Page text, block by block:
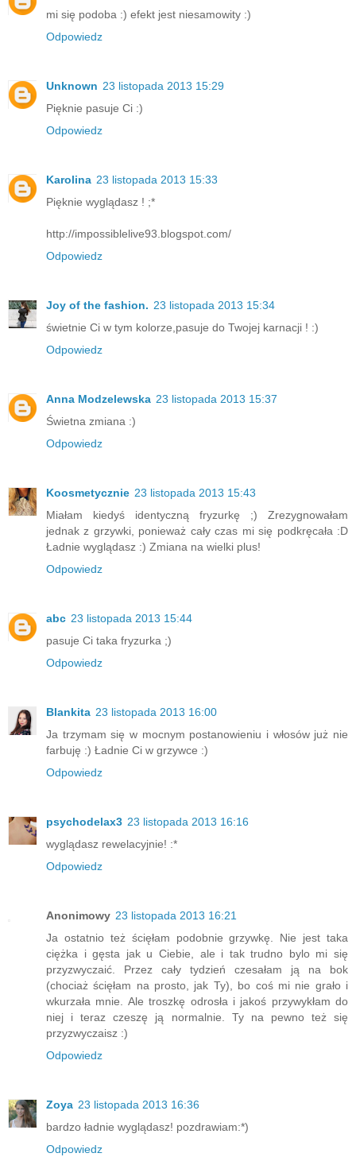
mi się podoba :) efekt jest niesamowity :)
Odpowiedz
Unknown 23 listopada 2013 15:29
Pięknie pasuje Ci :)
Odpowiedz
Karolina 23 listopada 2013 15:33
Pięknie wyglądasz ! ;*
http://impossiblelive93.blogspot.com/
Odpowiedz
Joy of the fashion. 23 listopada 2013 15:34
świetnie Ci w tym kolorze,pasuje do Twojej karnacji ! :)
Odpowiedz
Anna Modzelewska 23 listopada 2013 15:37
Świetna zmiana :)
Odpowiedz
Koosmetycznie 23 listopada 2013 15:43
Miałam kiedyś identyczną fryzurkę ;) Zrezygnowałam
jednak z grzywki, ponieważ cały czas mi się podkręcała :D
Ładnie wyglądasz :) Zmiana na wielki plus!
Odpowiedz
abc 23 listopada 2013 15:44
pasuje Ci taka fryzurka ;)
Odpowiedz
Blankita 23 listopada 2013 16:00
Ja trzymam się w mocnym postanowieniu i włosów już nie
farbuję :) Ładnie Ci w grzywce :)
Odpowiedz
psychodelax3 23 listopada 2013 16:16
wyglądasz rewelacyjnie! :*
Odpowiedz
Anonimowy 23 listopada 2013 16:21
Ja ostatnio też ścięłam podobnie grzywkę. Nie jest taka
ciężka i gęsta jak u Ciebie, ale i tak trudno bylo mi się
przyzwyczaić. Przez cały tydzień czesałam ją na bok
(chociaż ścięłam na prosto, jak Ty), bo coś mi nie grało i
wkurzała mnie. Ale troszkę odrosła i jakoś przywykłam do
niej i teraz czeszę ją normalnie. Ty na pewno też się
przyzwyczaisz :)
Odpowiedz
Zoya 23 listopada 2013 16:36
bardzo ładnie wyglądasz! pozdrawiam:*)
Odpowiedz